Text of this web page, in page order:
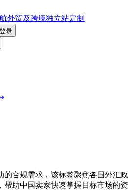
外贸及跨境独立站定制
登录
的合规需求，该标签聚焦各国外汇政
帮助中国卖家快速掌握目标市场的资